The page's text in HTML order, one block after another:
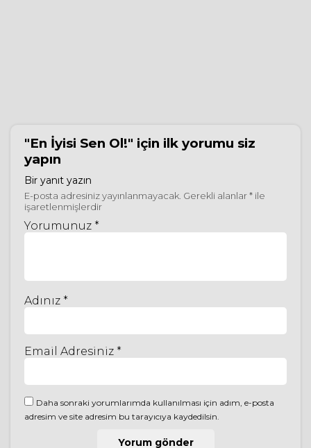
"En İyisi Sen Ol!" için ilk yorumu siz
yapın
Bir yanıt yazın
E-posta adresiniz yayınlanmayacak. Gerekli alanlar* ile
işaretlenmişlerdir
Yorumunuz *
Adınız *
Email Adresiniz *
Daha sonraki yorumlarımda kullanılması için adım, e-posta
adresim ve site adresim bu tarayıcıya kaydedilsin.